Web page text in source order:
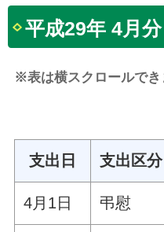
平成29年 4月分
※表は横スクロールでき
支出日 支出区分
4月1日 弔慰